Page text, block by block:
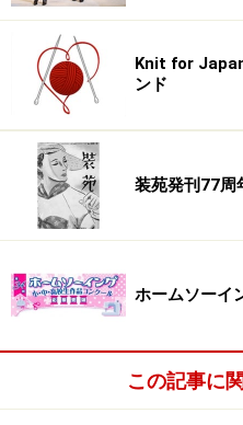
【編集部おすすめの購入サイト
Amazonでハンドメイ
楽天市場でハンドメイ
Knit for
ンド
装苑発刊77周
ホームソーイ
この記事に